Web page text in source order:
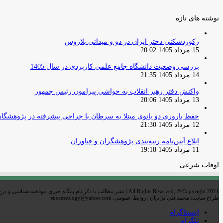
نوشته های تازه
رکوردشکنی دختر ایران در دو و میدانی بلاروس
15 مرداد 1405 20:02
بررسی وضعیت دانشگاه جامع علمی کاربردی در سال 1405
14 مرداد 1405 21:35
واکنش دفتر رهبر انقلاب به حواشی پیرامون رئیس جمهور
13 مرداد 1405 20:06
حفظ باروری دو بانوی مبتلا به سرطان با جراحی پیشرفته در
12 مرداد 1405 21:30
ابلاغ آیین‌نامه رتبه‌بندی پژوهشگران و فناوران
11 مرداد 1405 19:18
اوقات شرعی
All Rights Reserved, © Copyright 2021 | نشر مطالب با ذکر نام پایگاه خبری موفقیت‌شناسی و درج لینک خبر بلامانع است
طراح سایت: محمدعلی نژادیان | روابط عمومی: successology@yahoo.com
اینستاگرام
تلگرام